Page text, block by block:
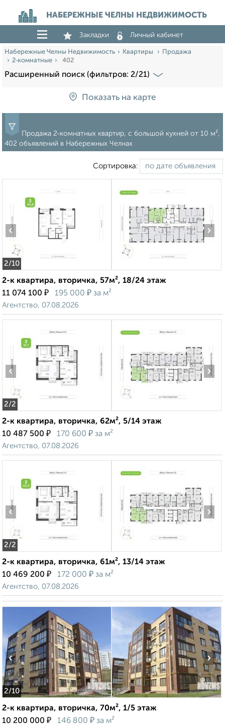
НАБЕРЕЖНЫЕ ЧЕЛНЫ НЕДВИЖИМОСТЬ
Закладки Личный кабинет
Набережные Челны Недвижимость Квартиры
Продажа
2‑комнатные
402
Расширенный поиск (фильтров: 2/21)
Показать на карте
Продажа 2‑комнатных квартир, c большой кухней от 10 м²,
402 объявлений в Набережных Челнах
Сортировка:
2/10
‹ ›
2-к квартира, вторичка, 57м², 18/24 этаж
11 074 100 ₽ 195 000 ₽ за м²
Агентство, 07.08.2026
2/2
‹ ›
2-к квартира, вторичка, 62м², 5/14 этаж
10 487 500 ₽ 170 600 ₽ за м²
Агентство, 07.08.2026
2/2
‹ ›
2-к квартира, вторичка, 61м², 13/14 этаж
10 469 200 ₽ 172 000 ₽ за м²
Агентство, 07.08.2026
2/10
‹ ›
2-к квартира, вторичка, 70м², 1/5 этаж
10 200 000 ₽ 146 800 ₽ за м²